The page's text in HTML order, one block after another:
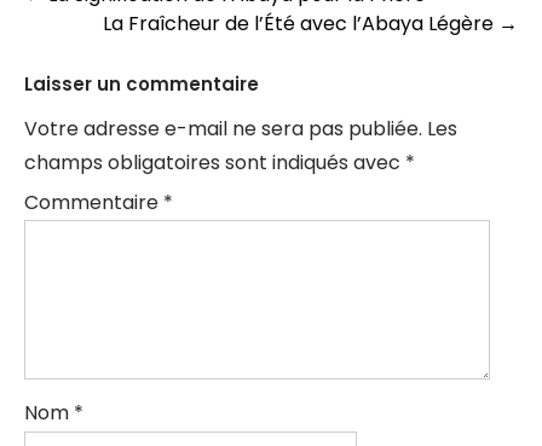
articles
La Fraîcheur de l’Été avec l’Abaya Légère →
Laisser un commentaire
Votre adresse e-mail ne sera pas publiée. Les
champs obligatoires sont indiqués avec *
Commentaire *
Nom *